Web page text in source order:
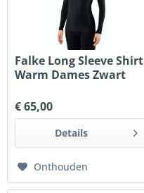
Falke Long Sleeve Shirt
Warm Dames Zwart
€ 65,00
Details
Onthouden